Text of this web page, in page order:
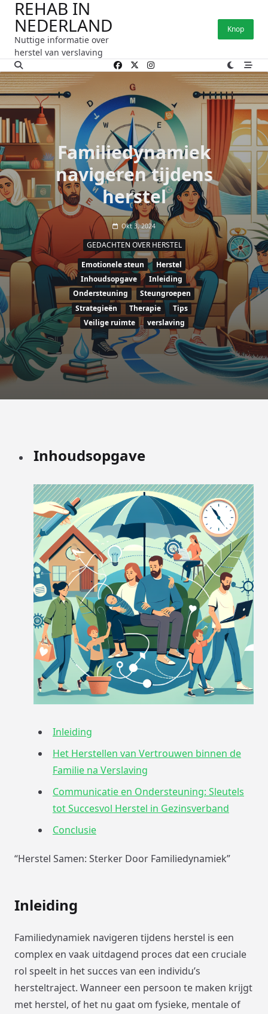
naar
inhoud
REHAB IN
NEDERLAND
Nuttige informatie over
herstel van verslaving
Knop
Familiedynamiek
navigeren tijdens
herstel
Okt 3, 2024
GEDACHTEN OVER HERSTEL
Emotionele steun
Herstel
Inhoudsopgave
Inleiding
Ondersteuning
Steungroepen
Strategieën
Therapie
Tips
Veilige ruimte
verslaving
Inhoudsopgave
Inleiding
Het Herstellen van Vertrouwen binnen de
Familie na Verslaving
Communicatie en Ondersteuning: Sleutels
tot Succesvol Herstel in Gezinsverband
Conclusie
“Herstel Samen: Sterker Door Familiedynamiek”
Inleiding
Familiedynamiek navigeren tijdens herstel is een
complex en vaak uitdagend proces dat een cruciale
rol speelt in het succes van een individu’s
hersteltraject. Wanneer een persoon te maken krijgt
met herstel, of het nu gaat om fysieke, mentale of